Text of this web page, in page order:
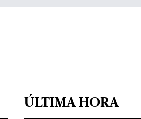
ÚLTIMA HORA